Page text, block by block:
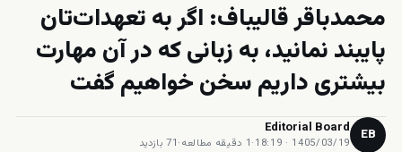
محمدباقر قالیباف: اگر به تعهدات‌تان
پایبند نمانید، به زبانی که در آن مهارت
بیشتری داریم سخن خواهیم گفت
EB
Editorial Board
1405/03/19 · 18:19
·1 دقیقه مطالعه ·71 بازدید